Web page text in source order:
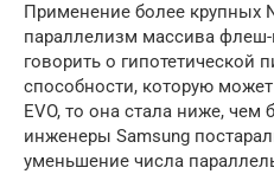
Применение более крупных
параллелизм массива
говорить о гипотетической
способности, которую
EVO, то она стала ниже, чем
инженеры Samsung
уменьшение числа